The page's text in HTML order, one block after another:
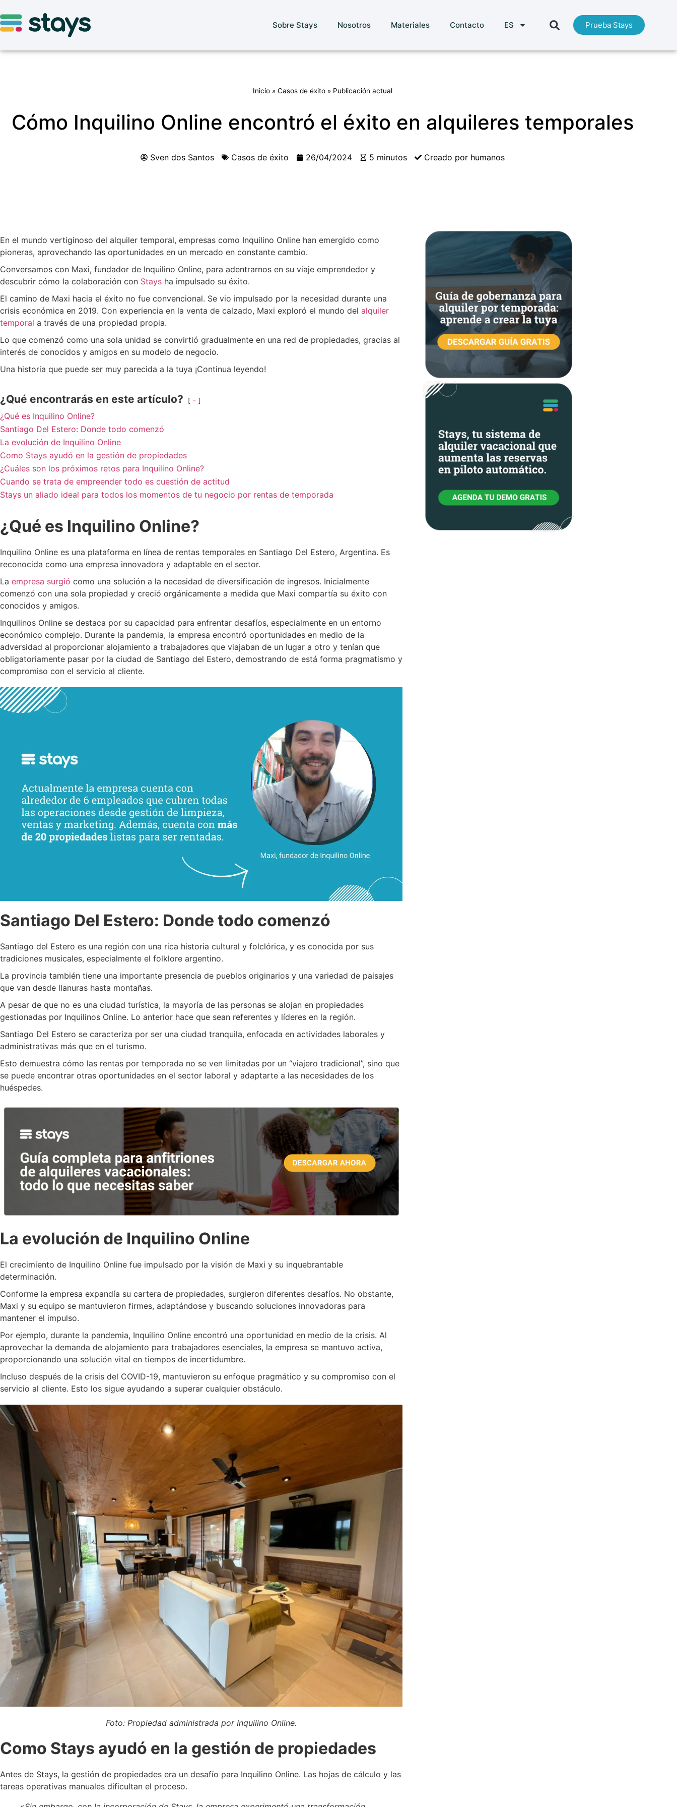
Sobre Stays Nosotros Materiales Contacto ES Prueba Stays
Inicio» Casos de éxito» Publicación actual
Cómo Inquilino Online encontró el éxito en alquileres temporales
Sven dos Santos Casos de éxito 26/04/2024 5 minutos Creado por humanos
En el mundo vertiginoso del alquiler temporal, empresas como Inquilino Online han emergido como
pioneras, aprovechando las oportunidades en un mercado en constante cambio.
Conversamos con Maxi, fundador de Inquilino Online, para adentrarnos en su viaje emprendedor y
descubrir cómo la colaboración con Stays ha impulsado su éxito.
El camino de Maxi hacia el éxito no fue convencional. Se vio impulsado por la necesidad durante una
crisis económica en 2019. Con experiencia en la venta de calzado, Maxi exploró el mundo del alquiler
temporal a través de una propiedad propia.
Lo que comenzó como una sola unidad se convirtió gradualmente en una red de propiedades, gracias al
interés de conocidos y amigos en su modelo de negocio.
Una historia que puede ser muy parecida a la tuya ¡Continua leyendo!
¿Qué encontrarás en este artículo? -
¿Qué es Inquilino Online?
Santiago Del Estero: Donde todo comenzó
La evolución de Inquilino Online
Como Stays ayudó en la gestión de propiedades
¿Cuáles son los próximos retos para Inquilino Online?
Cuando se trata de empreender todo es cuestión de actitud
Stays un aliado ideal para todos los momentos de tu negocio por rentas de temporada
¿Qué es Inquilino Online?
Inquilino Online es una plataforma en línea de rentas temporales en Santiago Del Estero, Argentina. Es
reconocida como una empresa innovadora y adaptable en el sector.
La empresa surgió como una solución a la necesidad de diversificación de ingresos. Inicialmente
comenzó con una sola propiedad y creció orgánicamente a medida que Maxi compartía su éxito con
conocidos y amigos.
Inquilinos Online se destaca por su capacidad para enfrentar desafíos, especialmente en un entorno
económico complejo. Durante la pandemia, la empresa encontró oportunidades en medio de la
adversidad al proporcionar alojamiento a trabajadores que viajaban de un lugar a otro y tenían que
obligatoriamente pasar por la ciudad de Santiago del Estero, demostrando de está forma pragmatismo y
compromiso con el servicio al cliente.
Santiago Del Estero: Donde todo comenzó
Santiago del Estero es una región con una rica historia cultural y folclórica, y es conocida por sus
tradiciones musicales, especialmente el folklore argentino.
La provincia también tiene una importante presencia de pueblos originarios y una variedad de paisajes
que van desde llanuras hasta montañas.
A pesar de que no es una ciudad turística, la mayoría de las personas se alojan en propiedades
gestionadas por Inquilinos Online. Lo anterior hace que sean referentes y líderes en la región.
Santiago Del Estero se caracteriza por ser una ciudad tranquila, enfocada en actividades laborales y
administrativas más que en el turismo.
Esto demuestra cómo las rentas por temporada no se ven limitadas por un “viajero tradicional”, sino que
se puede encontrar otras oportunidades en el sector laboral y adaptarte a las necesidades de los
huéspedes.
La evolución de Inquilino Online
El crecimiento de Inquilino Online fue impulsado por la visión de Maxi y su inquebrantable
determinación.
Conforme la empresa expandía su cartera de propiedades, surgieron diferentes desafíos. No obstante,
Maxi y su equipo se mantuvieron firmes, adaptándose y buscando soluciones innovadoras para
mantener el impulso.
Por ejemplo, durante la pandemia, Inquilino Online encontró una oportunidad en medio de la crisis. Al
aprovechar la demanda de alojamiento para trabajadores esenciales, la empresa se mantuvo activa,
proporcionando una solución vital en tiempos de incertidumbre.
Incluso después de la crisis del COVID-19, mantuvieron su enfoque pragmático y su compromiso con el
servicio al cliente. Esto los sigue ayudando a superar cualquier obstáculo.
Foto: Propiedad administrada por Inquilino Online.
Como Stays ayudó en la gestión de propiedades
Antes de Stays, la gestión de propiedades era un desafío para Inquilino Online. Las hojas de cálculo y las
tareas operativas manuales dificultan el proceso.